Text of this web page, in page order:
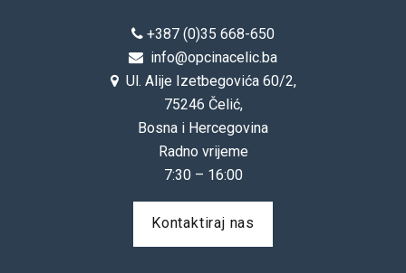
+387 (0)35 668-650
info@opcinacelic.ba
Ul. Alije Izetbegovića 60/2,
75246 Čelić,
Bosna i Hercegovina
Radno vrijeme
7:30 – 16:00
Kontaktiraj nas